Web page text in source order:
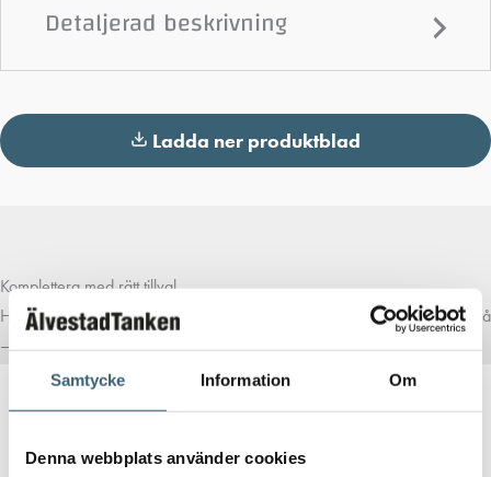
Samtycke Information Om
Denna webbplats använder cookies
Detaljerad beskrivning
Ladda ner produktblad
Komplettera med rätt tillval
Här har vi samlat produkter som ofta passar bra ihop med det du tittar på
– för en mer komplett lösning.